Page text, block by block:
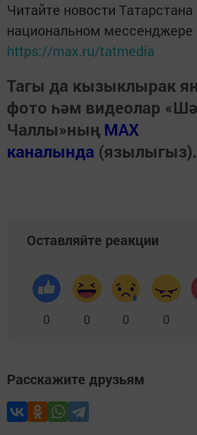
Читайте новости Татарстана
национальном
https://max.ru/tatmedia
Тагы да кызыклырак
фото һәм видеолар
Чаллы»ның MAX
каналында (язылыгыз).
Оставляйте реакции
0 0 0 0
Расскажите друзьям